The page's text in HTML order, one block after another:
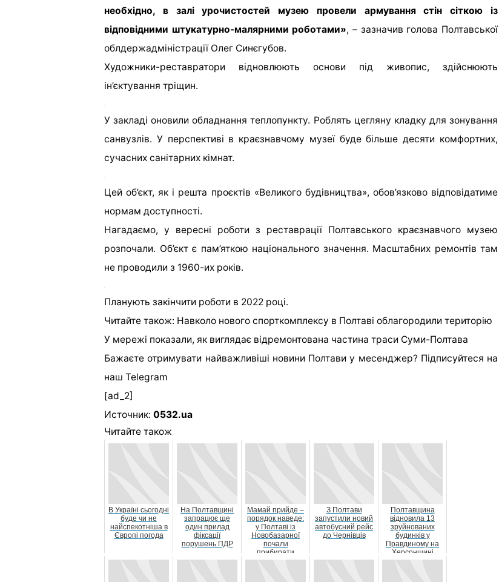
необхідно, в залі урочистостей музею провели армування стін сіткою із
відповідними штукатурно-малярними роботами», – зазначив голова Полтавської
облдержадміністрації Олег Синєгубов.
Художники-реставратори відновлюють основи під живопис, здійснюють
ін’єктування тріщин.
У закладі оновили обладнання теплопункту. Роблять цегляну кладку для зонування
санвузлів. У перспективі в краєзнавчому музеї буде більше десяти комфортних,
сучасних санітарних кімнат.
Цей об’єкт, як і решта проєктів «Великого будівництва», обов’язково відповідатиме
нормам доступності.
Нагадаємо, у вересні роботи з реставрації Полтавського краєзнавчого музею
розпочали. Об’єкт є пам’яткою національного значення. Масштабних ремонтів там
не проводили з 1960-их років.
Планують закінчити роботи в 2022 році.
Читайте також: Навколо нового спорткомплексу в Полтаві облагородили територію
У мережі показали, як виглядає відремонтована частина траси Суми-Полтава
Бажаєте отримувати найважливіші новини Полтави у месенджер? Підписуйтеся на
наш Telegram
[ad_2]
Источник: 0532.ua
Читайте також
В Україні сьогодні
буде чи не
найспекотніша в
Європі погода
На Полтавщині
запрацює ще
один прилад
фіксації
порушень ПДР
Мамай прийде –
порядок наведе:
у Полтаві із
Новобазарної
почали
прибирати
самовільно
З Полтави
запустили новий
автобусний рейс
до Чернівців
Полтавщина
відновила 13
зруйнованих
будинків у
Правдиному на
Херсонщині